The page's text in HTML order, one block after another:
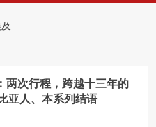
两次行程，跨越十三年的
亚人、本系列结语